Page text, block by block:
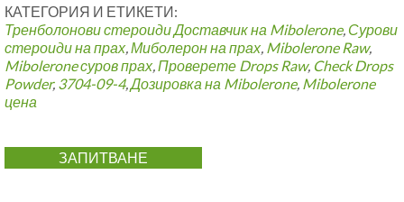
КАТЕГОРИЯ И ЕТИКЕТИ:
Тренболонови стероидиДоставчик на Mibolerone, Сурови
стероиди на прах,Миболерон на прах, Mibolerone Raw,
Mibolerone суров прах,Проверете Drops Raw, Check Drops
Powder, 3704-09-4,Дозировка на Mibolerone, Mibolerone
цена
ЗАПИТВАНЕ